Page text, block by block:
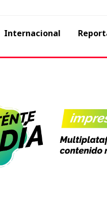
Internacional